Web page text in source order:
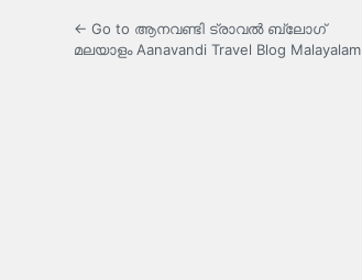
← Go to ആനവണ്ടി ട്രാവൽ ബ്ലോഗ്
മലയാളം Aanavandi Travel Blog Malayalam